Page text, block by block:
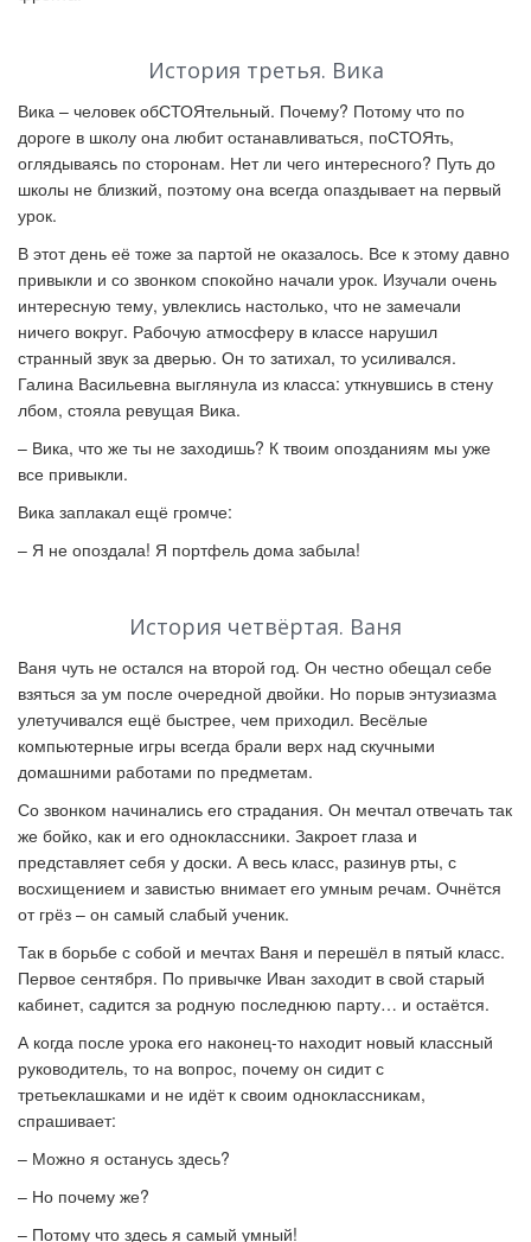
История третья. Вика
Вика – человек обСТОЯтельный. Почему? Потому что по
дороге в школу она любит останавливаться, поСТОЯть,
оглядываясь по сторонам. Нет ли чего интересного? Путь до
школы не близкий, поэтому она всегда опаздывает на первый
урок.
В этот день её тоже за партой не оказалось. Все к этому давно
привыкли и со звонком спокойно начали урок. Изучали очень
интересную тему, увлеклись настолько, что не замечали
ничего вокруг. Рабочую атмосферу в классе нарушил
странный звук за дверью. Он то затихал, то усиливался.
Галина Васильевна выглянула из класса: уткнувшись в стену
лбом, стояла ревущая Вика.
– Вика, что же ты не заходишь? К твоим опозданиям мы уже
все привыкли.
Вика заплакал ещё громче:
– Я не опоздала! Я портфель дома забыла!
История четвёртая. Ваня
Ваня чуть не остался на второй год. Он честно обещал себе
взяться за ум после очередной двойки. Но порыв энтузиазма
улетучивался ещё быстрее, чем приходил. Весёлые
компьютерные игры всегда брали верх над скучными
домашними работами по предметам.
Со звонком начинались его страдания. Он мечтал отвечать так
же бойко, как и его одноклассники. Закроет глаза и
представляет себя у доски. А весь класс, разинув рты, с
восхищением и завистью внимает его умным речам. Очнётся
от грёз – он самый слабый ученик.
Так в борьбе с собой и мечтах Ваня и перешёл в пятый класс.
Первое сентября. По привычке Иван заходит в свой старый
кабинет, садится за родную последнюю парту… и остаётся.
А когда после урока его наконец-то находит новый классный
руководитель, то на вопрос, почему он сидит с
третьеклашками и не идёт к своим одноклассникам,
спрашивает:
– Можно я останусь здесь?
– Но почему же?
– Потому что здесь я самый умный!